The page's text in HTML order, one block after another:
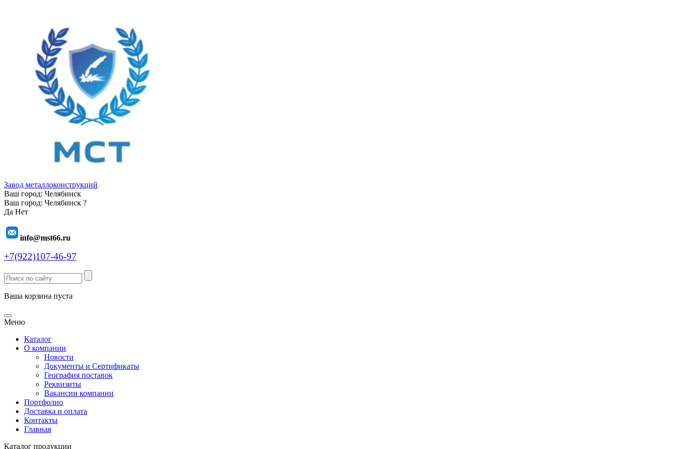
Завод металлоконструкций
Ваш город: Челябинск
Ваш город: Челябинск ?
Да Нет
info@mst66.ru
+7(922)107-46-97
Ваша корзина пуста
Меню
Каталог
О компании
Новости
Документы и Сертификаты
География поставок
Реквизиты
Вакансии компании
Портфолио
Доставка и оплата
Контакты
Главная
Каталог продукции